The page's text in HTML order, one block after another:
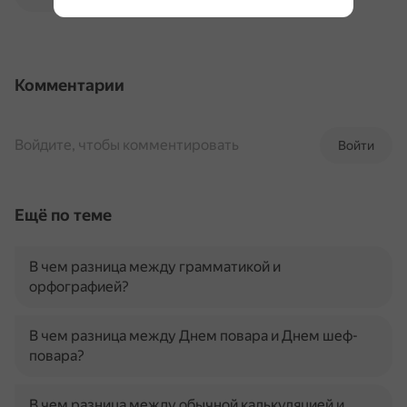
Комментарии
Войти
Войдите, чтобы комментировать
Ещё по теме
В чем разница между грамматикой и
орфографией?
В чем разница между Днем повара и Днем шеф-
повара?